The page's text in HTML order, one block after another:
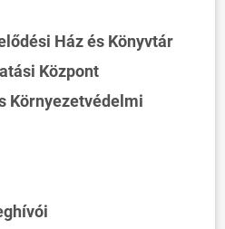
Ház és Könyvtár
Központ
Környezetvédelmi